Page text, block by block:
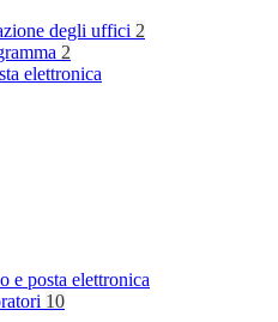
degli uffici 2
2
elettronica
e posta elettronica
10